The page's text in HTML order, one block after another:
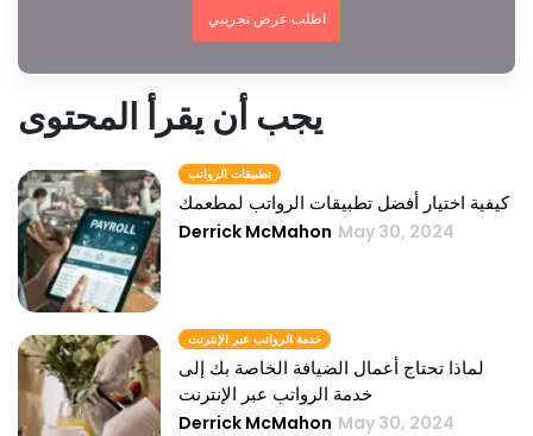
اطلب عرض تجريبي
يجب أن يقرأ المحتوى
تطبيقات الرواتب
كيفية اختيار أفضل تطبيقات الرواتب لمطعمك
Derrick McMahon May 30, 2024
خدمة الرواتب عبر الإنترنت
لماذا تحتاج أعمال الضيافة الخاصة بك إلى
خدمة الرواتب عبر الإنترنت
Derrick McMahon May 30, 2024